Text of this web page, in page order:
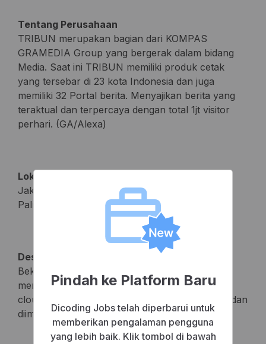
Pindah ke Platform Baru
Dicoding Jobs telah diperbarui untuk
memberikan pengalaman pengguna
yang lebih baik. Klik tombol di bawah
Tentang Perusahaan
TRIBUN merupakan bagian dari KOMPAS
GRAMEDIA Group yang bergerak dalam bidang
Media. Saat ini TRIBUN memiliki produk cetak
yang tersebar di 23 kota Indonesia dan juga
memiliki 32 Portal berita. Menyajikan berita yang
teraktual dan terpercaya dengan total 1jt visitor
perhari. (GA/Alexa)
Lokasi Kerja
Jakarta Pusat
Palmerah, DKI Jakarta, Indonesia
Deskripsi Pekerjaan
Bekerja sebagai DevOps Engineer - untuk
menghandle (maintain dan developing) sistem
cloud AWS, serta membangun proses otomasi dan
diimplementasikan kedalam sistem